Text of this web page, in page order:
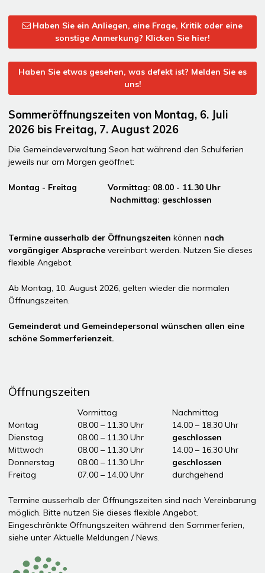
Haben Sie ein Anliegen, eine Frage, Kritik oder eine
sonstige Anmerkung? Klicken Sie hier!
Haben Sie etwas gesehen, was defekt ist? Melden Sie es
uns!
Sommeröffnungszeiten von Montag, 6. Juli
2026 bis Freitag, 7. August 2026
Die Gemeindeverwaltung Seon hat während den Schulferien
jeweils nur am Morgen geöffnet:
Montag - Freitag Vormittag: 08.00 - 11.30 Uhr
Nachmittag: geschlossen
Termine ausserhalb der Öffnungszeiten können nach
vorgängiger Absprache vereinbart werden. Nutzen Sie dieses
flexible Angebot.
Ab Montag, 10. August 2026, gelten wieder die normalen
Öffnungszeiten.
Gemeinderat und Gemeindepersonal wünschen allen eine
schöne Sommerferienzeit.
Öffnungszeiten
Öffnungszeiten Vormittag
Vormittag
Nachmittag
Montag
08.00 – 11.30 Uhr
14.00 – 18.30 Uhr
Dienstag
08.00 – 11.30 Uhr
geschlossen
Mittwoch
08.00 – 11.30 Uhr
14.00 – 16.30 Uhr
Donnerstag
08.00 – 11.30 Uhr
geschlossen
Freitag
07.00 – 14.00 Uhr durchgehend
Termine ausserhalb der Öffnungszeiten sind nach Vereinbarung
möglich. Bitte nutzen Sie dieses flexible Angebot.
Eingeschränkte Öffnungszeiten während den Sommerferien,
siehe unterAktuelle Meldungen / News
Partner